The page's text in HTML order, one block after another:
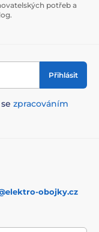
se elektrické
v zoologických
potřeb a
Přihlásit
zpracováním
obojky.cz